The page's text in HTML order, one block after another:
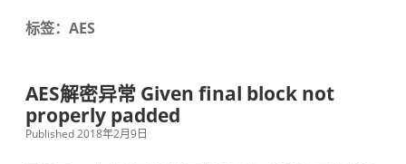
标签：AES
AES解密异常 Given final block not
properly padded
Published 2018年2月9日